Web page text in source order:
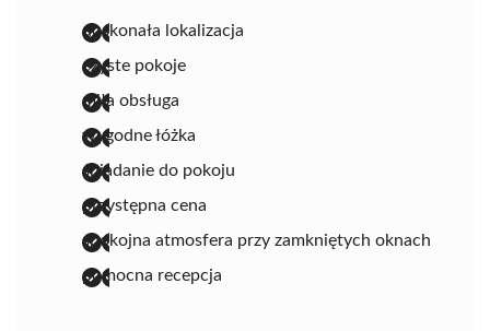
doskonała lokalizacja
czyste pokoje
miła obsługa
wygodne łóżka
śniadanie do pokoju
przystępna cena
spokojna atmosfera przy zamkniętych oknach
pomocna recepcja